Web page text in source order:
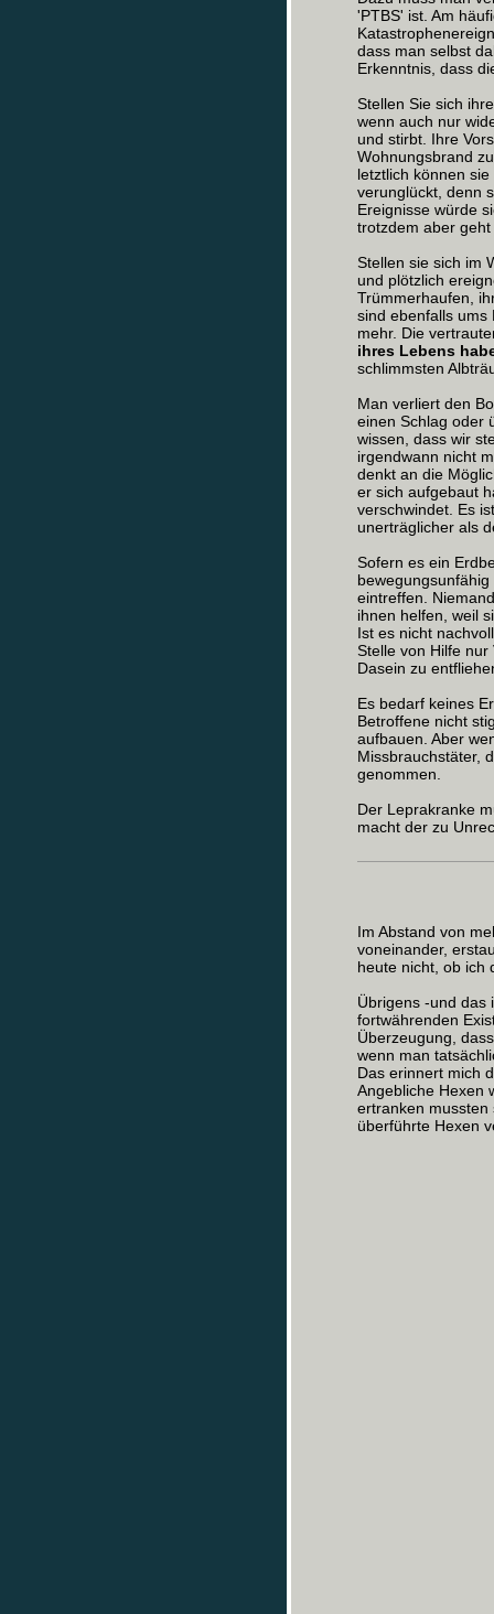
'PTBS' ist. Am
dass man selbst
Erkenntnis, dass
Stellen Sie sich
wenn auch nur
und stirbt. Ihre
Wohnungsbrand
letztlich können
verunglückt, denn
Ereignisse würde
trotzdem aber
Stellen sie sich im
und plötzlich
Trümmerhaufen,
sind ebenfalls ums
mehr. Die
ihres Lebens
schlimmsten
Man verliert den
einen Schlag oder
wissen, dass wir
irgendwann nicht
denkt an die
er sich aufgebaut
verschwindet. Es
unerträglicher als
Sofern es ein
eintreffen.
ihnen helfen, weil
Ist es nicht
Stelle von Hilfe
Dasein zu
Es bedarf keines
Betroffene nicht
aufbauen. Aber
Missbrauchstäter,
genommen.
Der Leprakranke
macht der zu
Im Abstand von
voneinander,
heute nicht, ob ich
Übrigens -und das
fortwährenden
Überzeugung,
wenn man
Das erinnert mich
Angebliche Hexen
ertranken mussten
überführte Hexen